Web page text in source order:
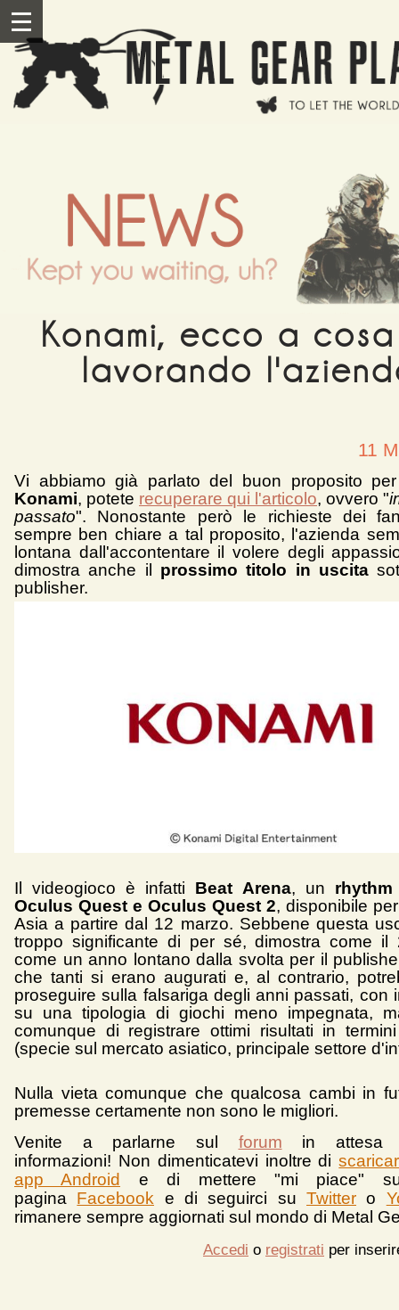
Konami, ecco a
lavorando
III
11
Vi abbiamo già parlato del buon proposito
Konami, potete recuperare qui l'articolo, ovvero "
passato". Nonostante però le richieste dei
sempre ben chiare a tal proposito, l'azienda
lontana dall'accontentare il volere degli
dimostra anche il prossimo titolo in uscita
publisher.
Il videogioco è infatti Beat Arena, un
Oculus Quest e Oculus Quest 2, disponibile
Asia a partire dal 12 marzo. Sebbene questa
troppo significante di per sé, dimostra come il
come un anno lontano dalla svolta per il
che tanti si erano augurati e, al contrario,
proseguire sulla falsariga degli anni passati, con
su una tipologia di giochi meno impegnata,
comunque di registrare ottimi risultati in
(specie sul mercato asiatico, principale settore
Nulla vieta comunque che qualcosa cambi in
premesse certamente non sono le migliori.
Venite a parlarne sul forum in attesa
informazioni! Non dimenticatevi inoltre di
app Android
e di mettere "mi piace"
pagina Facebook e di seguirci suTwitter o
rimanere sempre aggiornati sul mondo di Metal
Accedi o registrati per